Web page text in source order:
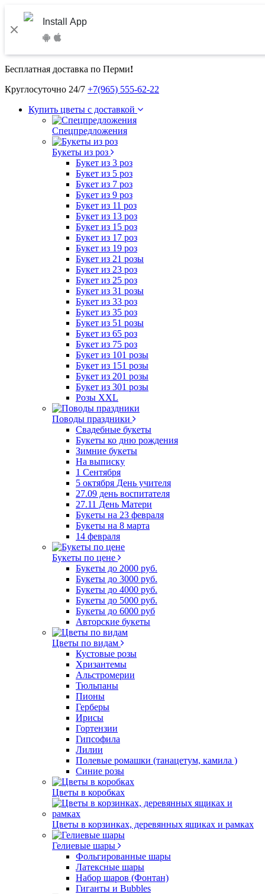
Install App
Бесплатная доставка по Перми!
Круглосуточно 24/7 +7(965) 555-62-22
Купить цветы с доставкой
Спецпредложения
Букеты из роз
Букет из 3 роз
Букет из 5 роз
Букет из 7 роз
Букет из 9 роз
Букет из 11 роз
Букет из 13 роз
Букет из 15 роз
Букет из 17 роз
Букет из 19 роз
Букет из 21 розы
Букет из 23 роз
Букет из 25 роз
Букет из 31 розы
Букет из 33 роз
Букет из 35 роз
Букет из 51 розы
Букет из 65 роз
Букет из 75 роз
Букет из 101 розы
Букет из 151 розы
Букет из 201 розы
Букет из 301 розы
Розы XXL
Поводы праздники
Свадебные букеты
Букеты ко дню рождения
Зимние букеты
На выписку
1 Сентября
5 октября День учителя
27.09 день воспитателя
27.11 День Матери
Букеты на 23 февраля
Букеты на 8 марта
14 февраля
Букеты по цене
Букеты до 2000 руб.
Букеты до 3000 руб.
Букеты до 4000 руб.
Букеты до 5000 руб.
Букеты до 6000 руб
Авторские букеты
Цветы по видам
Кустовые розы
Хризантемы
Альстромерии
Тюльпаны
Пионы
Герберы
Ирисы
Гортензии
Гипсофила
Лилии
Полевые ромашки (танацетум, камила )
Синие розы
Цветы в коробках
Цветы в корзинках, деревянных ящиках и рамках
Гелиевые шары
Фольгированные шары
Латексные шары
Набор шаров (Фонтан)
Гиганты и Bubbles